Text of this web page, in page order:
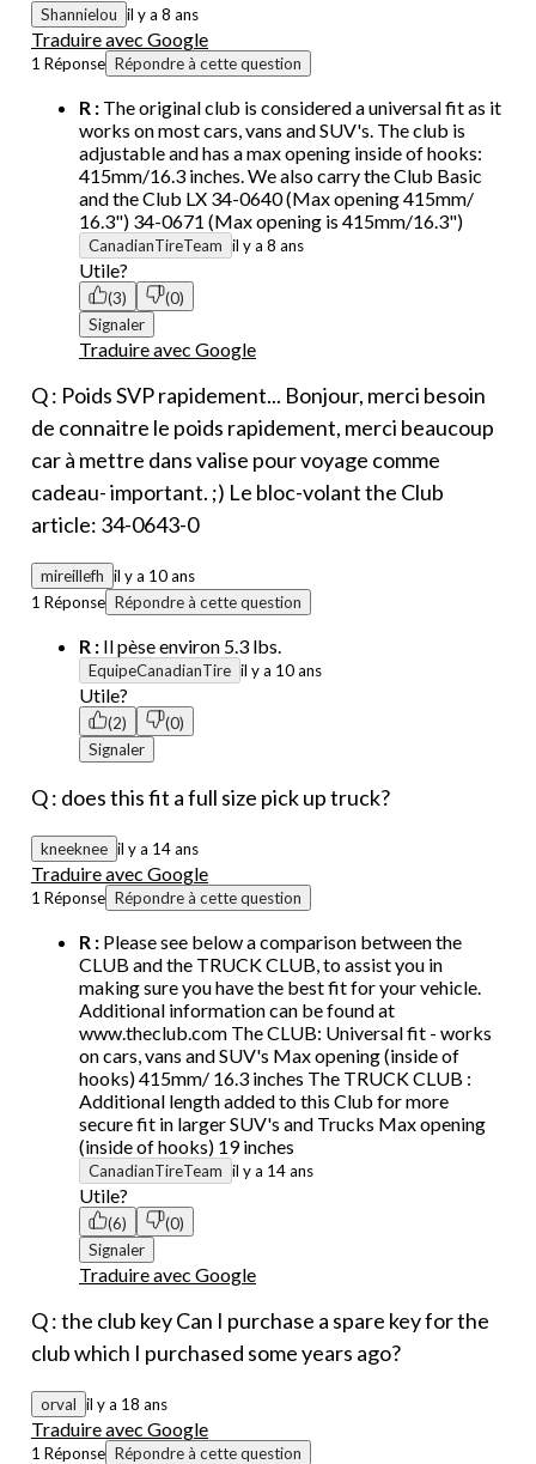
Shannielou il y a 8 ans
Traduire avec Google
1 Réponse Répondre à cette question
R : The original club is considered a universal fit as it
works on most cars, vans and SUV's. The club is
adjustable and has a max opening inside of hooks:
415mm/16.3 inches. We also carry the Club Basic
and the Club LX 34-0640 (Max opening 415mm/
16.3") 34-0671 (Max opening is 415mm/16.3")
CanadianTireTeam il y a 8 ans
Utile?
(3)
(0)
Signaler
Traduire avec Google
Q : Poids SVP rapidement... Bonjour, merci besoin
de connaitre le poids rapidement, merci beaucoup
car à mettre dans valise pour voyage comme
cadeau- important. ;) Le bloc-volant the Club
article: 34-0643-0
mireillefh il y a 10 ans
1 Réponse Répondre à cette question
R : Il pèse environ 5.3 lbs.
EquipeCanadianTire il y a 10 ans
Utile?
(2)
(0)
Signaler
Q : does this fit a full size pick up truck?
kneeknee il y a 14 ans
Traduire avec Google
1 Réponse Répondre à cette question
R : Please see below a comparison between the
CLUB and the TRUCK CLUB, to assist you in
making sure you have the best fit for your vehicle.
Additional information can be found at
www.theclub.com The CLUB: Universal fit - works
on cars, vans and SUV's Max opening (inside of
hooks) 415mm/ 16.3 inches The TRUCK CLUB :
Additional length added to this Club for more
secure fit in larger SUV's and Trucks Max opening
(inside of hooks) 19 inches
CanadianTireTeam il y a 14 ans
Utile?
(6)
(0)
Signaler
Traduire avec Google
Q : the club key Can I purchase a spare key for the
club which I purchased some years ago?
orval il y a 18 ans
Traduire avec Google
1 Réponse Répondre à cette question